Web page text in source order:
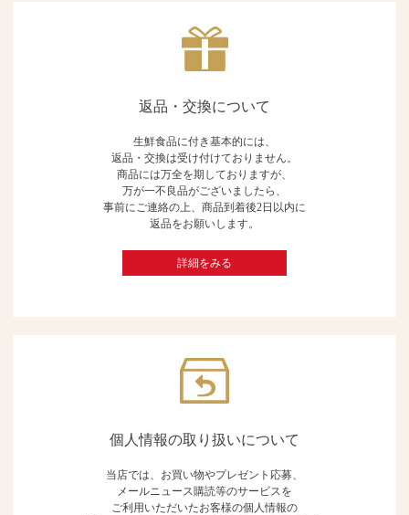
返品・交換について
生鮮食品に付き基本的には、
返品・交換は受け付けておりません。
商品には万全を期しておりますが、
万が一不良品がございましたら、
事前にご連絡の上、商品到着後2日以内に
返品をお願いします。
詳細をみる
個人情報の取り扱いについて
当店では、お買い物やプレゼント応募、
メールニュース購読等のサービスを
ご利用いただいたお客様の個人情報の